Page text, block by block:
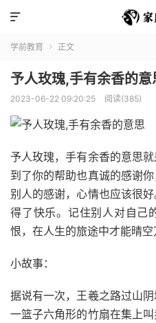

学前教育  正文
予人玫瑰,手有余香的意
2023-06-22 09:20:25 阅读(385)
予人玫瑰，手有余香的意思
到了你的帮助也真诚的感谢
别人的感谢，心情也应该很
得了快乐。记住别人对自己
恨，在人生的旅途中才能晴空
小故事：
据说有一次，王羲之路过山
一篮子六角形的竹扇在集上